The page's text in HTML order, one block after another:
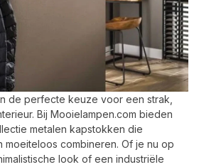
de perfecte keuze voor een strak,
Bij Mooielampen.com bieden
metalen kapstokken die
moeiteloos combineren. Of je nu op
look of een industriële